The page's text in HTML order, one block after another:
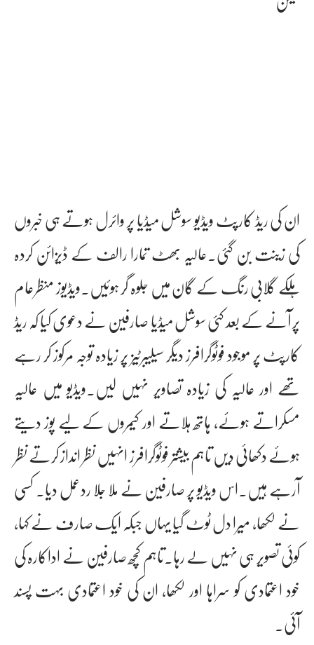
ان کی ریڈ کارپٹ ویڈیو سوشل میڈیا پر وائرل ہوتے ہی خبروں
کی زینت بن گئی۔عالیہ بھٹ تمارا رالف کے ڈیزائن کردہ
ہلکے گلابی رنگ کے گان میں جلوہ گر ہوئیں۔ویڈیوز منظرعام
پر آنے کے بعد کئی سوشل میڈیا صارفین نے دعوی کیا کہ ریڈ
کارپٹ پر موجود فوٹوگرافرز دیگر سیلیبرٹیز پر زیادہ توجہ مرکوز کر رہے
تھے اور عالیہ کی زیادہ تصاویر نہیں لیں۔ویڈیو میں عالیہ
مسکراتے ہوئے، ہاتھ ہلاتے اور کیمروں کے لیے پوز دیتے
ہوئے دکھائی دیں تاہم بیشتر فوٹوگرافرز انہیں نظر انداز کرتے نظر
آرہے ہیں۔اس ویڈیو پر صارفین نے ملا جلا ردعمل دیا۔ کسی
نے لکھا، میرا دل ٹوٹ گیا یہاں جبکہ ایک صارف نے کہا،
کوئی تصویر ہی نہیں لے رہا۔تاہم کچھ صارفین نے اداکارہ کی
خود اعتمادی کو سراہا اور لکھا، ان کی خود اعتمادی بہت پسند
آئی۔